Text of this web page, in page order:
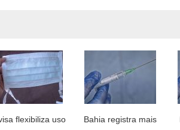
flexibiliza uso
Bahia registra mais